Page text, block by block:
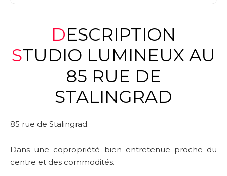
DESCRIPTION
STUDIO LUMINEUX AU
85 RUE DE
STALINGRAD
85 rue de Stalingrad.
Dans une copropriété bien entretenue proche du
centre et des commodités.